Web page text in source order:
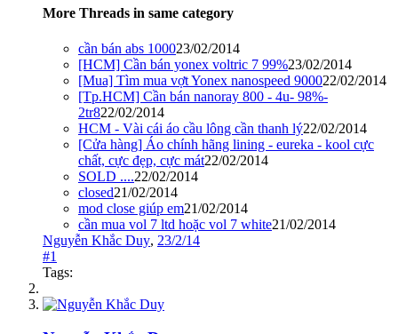
More Threads in same category
cần bán abs 100023/02/2014
[HCM] Cần bán yonex voltric 7 99%23/02/2014
[Mua] Tìm mua vợt Yonex nanospeed 900022/02/2014
[Tp.HCM] Cần bán nanoray 800 - 4u- 98%-
2tr822/02/2014
HCM - Vài cái áo cầu lông cần thanh lý22/02/2014
[Cửa hàng] Áo chính hãng lining - eureka - kool cực
chất, cực đẹp, cực mát22/02/2014
SOLD ....22/02/2014
closed21/02/2014
mod close giúp em21/02/2014
cần mua vol 7 ltd hoặc vol 7 white21/02/2014
Nguyễn Khắc Duy, 23/2/14
#1
Tags: